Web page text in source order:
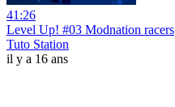
41:26
Level Up! #03 Modnation racers
Tuto Station
il y a 16 ans